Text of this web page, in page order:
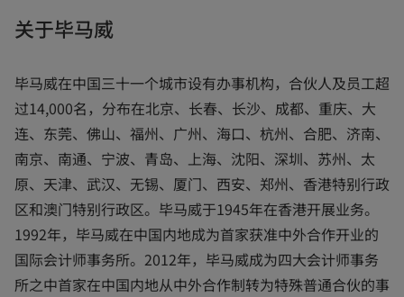
关于毕马威
毕马威在中国三十一个城市设有办事机构，合伙人及员工超
过14,000名，分布在北京、长春、长沙、成都、重庆、大
连、东莞、佛山、福州、广州、海口、杭州、合肥、济南、
南京、南通、宁波、青岛、上海、沈阳、深圳、苏州、太
原、天津、武汉、无锡、厦门、西安、郑州、香港特别行政
区和澳门特别行政区。毕马威于1945年在香港开展业务。
1992年，毕马威在中国内地成为首家获准中外合作开业的
国际会计师事务所。2012年，毕马威成为四大会计师事务
所之中首家在中国内地从中外合作制转为特殊普通合伙的事